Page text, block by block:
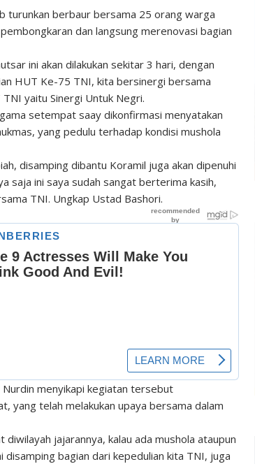
turunkan berbaur bersama 25 orang warga
dan langsung merenovasi bagian
ini akan dilakukan sekitar 3 hari, dengan
HUT Ke-75 TNI, kita bersinergi bersama
yaitu Sinergi Untuk Negri.
setempat saay dikonfirmasi menyatakan
yang pedulu terhadap kondisi mushola
disamping dibantu Koramil juga akan dipenuhi
saja ini saya sudah sangat berterima kasih,
TNI. Ungkap Ustad Bashori.
menyikapi kegiatan tersebut
yang telah melakukan upaya bersama dalam
jajarannya, kalau ada mushola ataupun
bagian dari kepedulian kita TNI, juga